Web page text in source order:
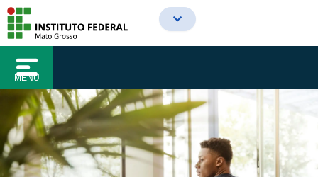
conteúdo
para
conteúdo
MENU